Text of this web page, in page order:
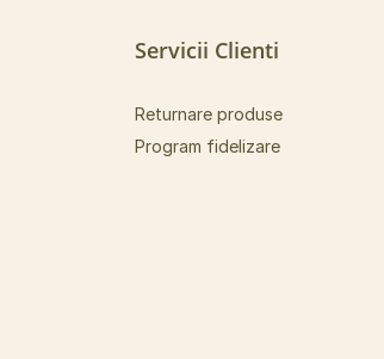
Servicii Clienti
Returnare produse
Program fidelizare